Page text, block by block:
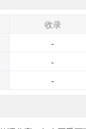
收录
-
-
-